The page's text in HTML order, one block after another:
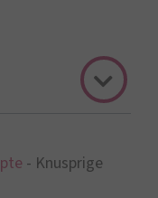
- Knusprige